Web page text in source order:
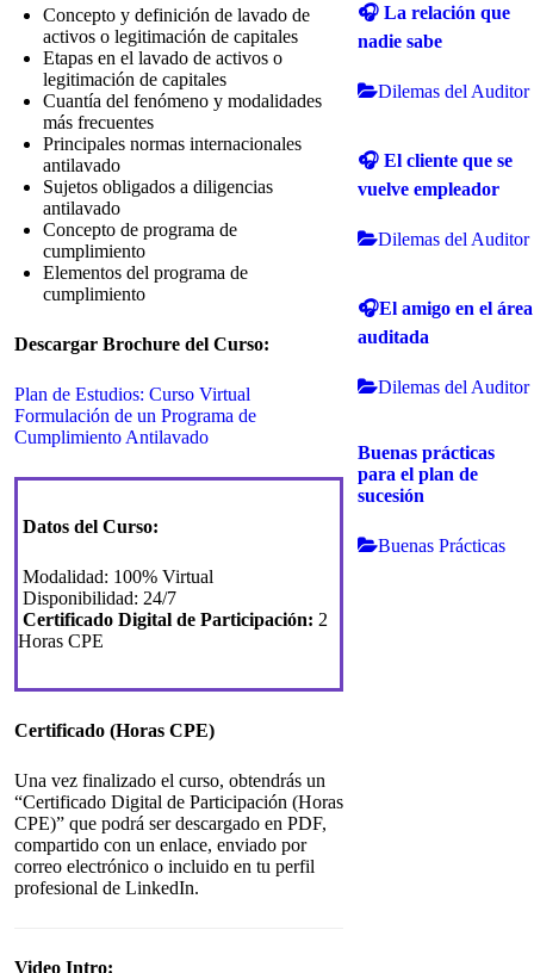
Concepto y definición de lavado de
activos o legitimación de capitales
Etapas en el lavado de activos o
legitimación de capitales
Cuantía del fenómeno y modalidades
más frecuentes
Principales normas internacionales
antilavado
Sujetos obligados a diligencias
antilavado
Concepto de programa de
cumplimiento
Elementos del programa de
cumplimiento
Descargar Brochure del Curso:
Plan de Estudios: Curso Virtual
Formulación de un Programa de
Cumplimiento Antilavado
Datos del Curso:
Modalidad: 100% Virtual
Disponibilidad: 24/7
Certificado Digital de Participación: 2
Horas CPE
Certificado (Horas CPE)
Una vez finalizado el curso, obtendrás un
“Certificado Digital de Participación (Horas
CPE)” que podrá ser descargado en PDF,
compartido con un enlace, enviado por
correo electrónico o incluido en tu perfil
profesional de LinkedIn.
Video Intro:
🎧 La relación que
nadie sabe
Dilemas del Auditor
🎧 El cliente que se
vuelve empleador
Dilemas del Auditor
🎧El amigo en el área
auditada
Dilemas del Auditor
Buenas prácticas
para el plan de
sucesión
Buenas Prácticas